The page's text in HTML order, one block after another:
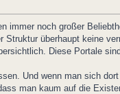
immer noch großer
überhaupt keine
Diese Portale
Und wenn man sich
man kaum auf die